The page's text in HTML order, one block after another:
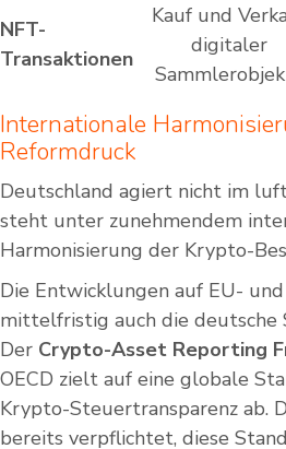
NFT-
Transaktionen
Kauf und
digitaler
Internationale
Reformdruck
Deutschland agiert nicht im
steht unter zunehmendem
Harmonisierung der Krypto-
Die Entwicklungen auf EU-
mittelfristig auch die deutsche
Der Crypto-Asset Reporting
OECD zielt auf eine globale
Krypto-Steuertransparenz ab.
bereits verpflichtet, diese